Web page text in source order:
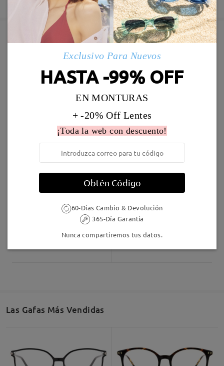
5-7 días laborales detalles
Enviado
5-7 días laborales
detalles
Marcos Similares
M26669 16,95 € M39047 23,95 €
25,95 €
Las Gafas Más Vendidas
Exclusivo Para Nuevos
HASTA -99% OFF
EN MONTURAS
+ -20% Off Lentes
¡Toda la web con descuento!
Obtén Código
60-Días Cambio & Devolución
365-Día Garantía
Nunca compartiremos tus datos.